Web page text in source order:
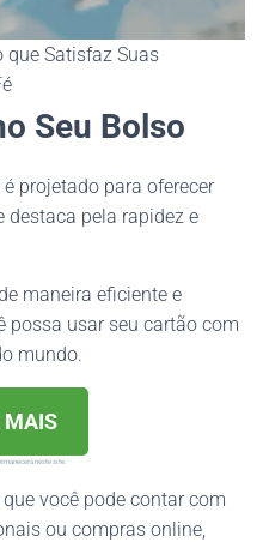
que Satisfaz Suas
Seu Bolso
projetado para oferecer
destaca pela rapidez e
maneira eficiente e
possa usar seu cartão com
mundo.
MAIS
neste site.
você pode contar com
ou compras online,